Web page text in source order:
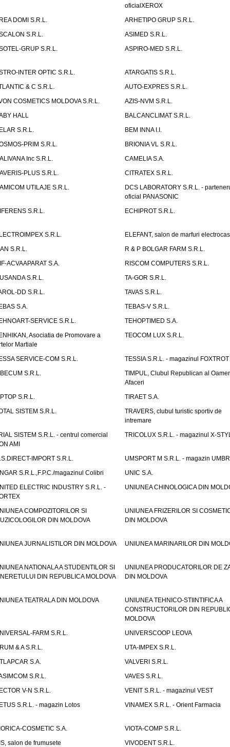
oficialXEROX
DOMI S.R.L.
ARHETIPO GRUP S.R.L.
S.R.L.
ASIMED S.R.L.
GRUP S.R.L.
ASPIRO-MED S.R.L.
INTER OPTIC S.R.L.
ATARGATIS S.R.L.
& C S.R.L.
AUTO-EXPRES S.R.L.
COSMETICS MOLDOVA S.R.L.
AZIS-NVM S.R.L.
HALL
BALCANCLIMAT S.R.L.
S.R.L.
BEM INNA I.I.
PRIM S.R.L.
BRIONIA VL S.R.L.
Inc S.R.L.
CAMELIA S.A.
PLUS S.R.L.
CITRATEX S.R.L.
UTILAJE S.R.L.
DCS LABORATORY S.R.L. -
oficial PANASONIC
S.R.L.
ECHIPROT S.R.L.
S.R.L.
ELEFANT, salon de marfuri
S.R.L.
R & P BOLGAR FARM S.R.L.
ACVAAPARAT S.A.
RISCOM COMPUTERS S.R.L.
S.R.L.
TA-GOR S.R.L.
DD S.R.L.
TAVAS S.R.L.
S.A.
TEBAS-V S.R.L.
SERVICE S.R.L.
TEHOPTIMED S.A.
Asociatia de Promovare a
Martiale
TEOCOM LUX S.R.L.
SERVICE-COM S.R.L.
TESSIA S.R.L. - magazinul FOXTROT
S.R.L.
TIMPUL, Clubul Republican al
Afaceri
S.R.L.
TIRAET S.A.
SISTEM S.R.L.
TRAVERS, clubul turistic sportiv de
intremare
SISTEM S.R.L. - centrul comercial
AMI
TRICOLUX S.R.L. - magazinul X-
IMPORT S.R.L.
UMSPORT M S.R.L. - magazin
S.R.L.,F.P.C./magazinul Colibri
UNIC S.A.
ELECTRIC INDUSTRY S.R.L. -
UNIUNEA CHINOLOGICA DIN
COMPOZITORILOR SI
DIN MOLDOVA
UNIUNEA FRIZERILOR SI
DIN MOLDOVA
JURNALISTILOR DIN MOLDOVA UNIUNEA MARINARILOR DIN
NATIONALA A STUDENTILOR SI
DIN REPUBLICA MOLDOVA
UNIUNEA PRODUCATORILOR DE
DIN MOLDOVA
TEATRALA DIN MOLDOVA
UNIUNEA TEHNICO-STIINTIFICA A
CONSTRUCTORILOR DIN
MOLDOVA
FARM S.R.L.
UNIVERSCOOP LEOVA
& A S.R.L.
UTA-IMPEX S.R.L.
S.A.
VALVERI S.R.L.
S.R.L.
VAVES S.R.L.
V-N S.R.L.
VENIT S.R.L. - magazinul VEST
S.R.L. - magazin Lotos
VINAMEX S.R.L. - Orient Farmacia
COSMETIC S.A.
VIOTA-COMP S.R.L.
salon de frumusete
VIVODENT S.R.L.